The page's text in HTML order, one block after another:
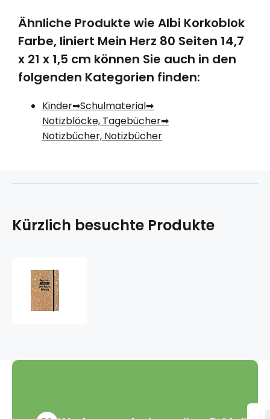
Ähnliche Produkte wie Albi Korkoblok
Farbe, liniert Mein Herz 80 Seiten 14,7
x 21 x 1,5 cm können Sie auch in den
folgenden Kategorien finden:
Kinder Schulmaterial
Notizblöcke, Tagebücher
Notizbücher, Notizbücher
Kürzlich besuchte Produkte
Seiten